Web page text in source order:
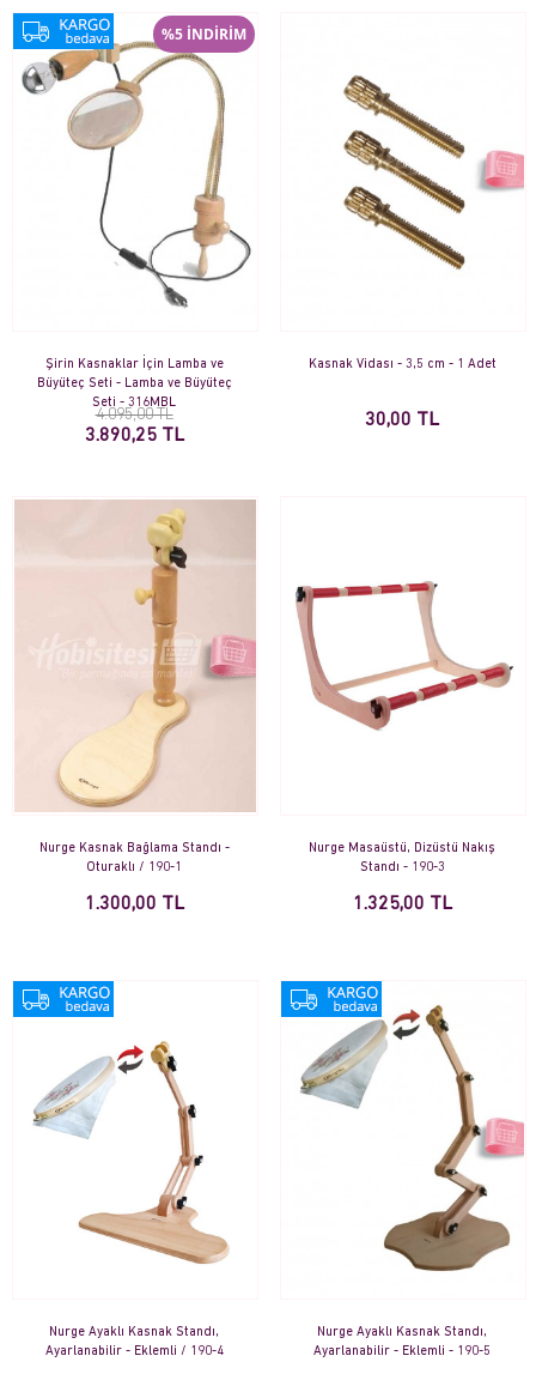
%5 İNDİRİM
Şirin Kasnaklar İçin Lamba ve
Büyüteç Seti - Lamba ve Büyüteç
Seti - 316MBL
4.095,00 TL
3.890,25 TL
Kasnak Vidası - 3,5 cm - 1 Adet
30,00 TL
Nurge Kasnak Bağlama Standı -
Oturaklı / 190-1
1.300,00 TL
Nurge Masaüstü, Dizüstü Nakış
Standı - 190-3
1.325,00 TL
Nurge Ayaklı Kasnak Standı,
Ayarlanabilir - Eklemli / 190-4
Nurge Ayaklı Kasnak Standı,
Ayarlanabilir - Eklemli - 190-5